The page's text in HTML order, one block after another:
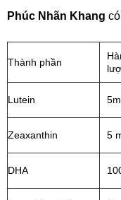
Phúc Nhãn Khang
Thành phần
Lutein
Zeaxanthin 5
DHA